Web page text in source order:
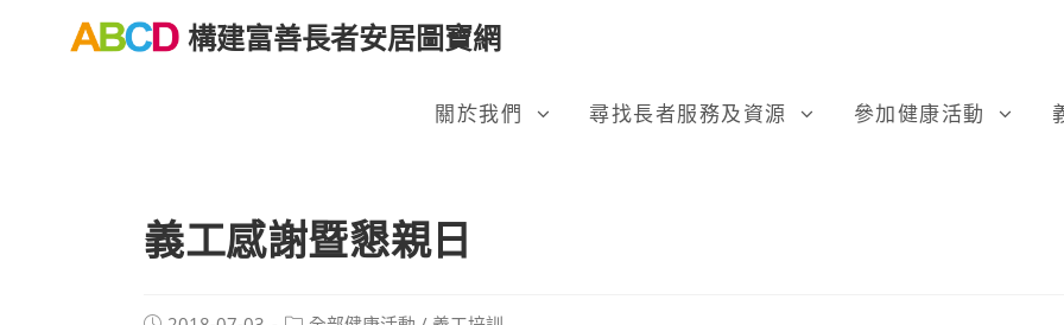
構建富善長者安居圖寶網
關於我們 尋找長者服務及資源 參加健康活動
義工感謝暨懇親日